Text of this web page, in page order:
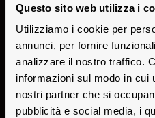
Questo sito web utilizza i
Utilizziamo i cookie per
annunci, per fornire
analizzare il nostro traffico.
informazioni sul modo in cui
nostri partner che si
pubblicità e social media, i